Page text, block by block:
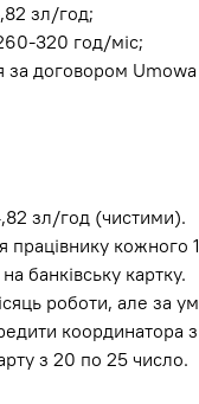
зл/год;
320 год/міс;
за договором
зл/год (чистими).
працівнику кожного
банківську картку.
роботи, але за
координатора
з 20 по 25 число.